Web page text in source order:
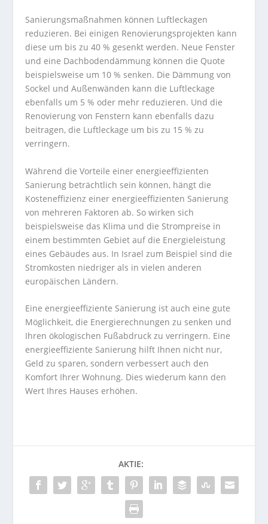
Sanierungsmaßnahmen können Luftleckagen
reduzieren. Bei einigen Renovierungsprojekten kann
diese um bis zu 40 % gesenkt werden. Neue Fenster
und eine Dachbodendämmung können die Quote
beispielsweise um 10 % senken. Die Dämmung von
Sockel und Außenwänden kann die Luftleckage
ebenfalls um 5 % oder mehr reduzieren. Und die
Renovierung von Fenstern kann ebenfalls dazu
beitragen, die Luftleckage um bis zu 15 % zu
verringern.
Während die Vorteile einer energieeffizienten
Sanierung beträchtlich sein können, hängt die
Kosteneffizienz einer energieeffizienten Sanierung
von mehreren Faktoren ab. So wirken sich
beispielsweise das Klima und die Strompreise in
einem bestimmten Gebiet auf die Energieleistung
eines Gebäudes aus. In Israel zum Beispiel sind die
Stromkosten niedriger als in vielen anderen
europäischen Ländern.
Eine energieeffiziente Sanierung ist auch eine gute
Möglichkeit, die Energierechnungen zu senken und
Ihren ökologischen Fußabdruck zu verringern. Eine
energieeffiziente Sanierung hilft Ihnen nicht nur,
Geld zu sparen, sondern verbessert auch den
Komfort Ihrer Wohnung. Dies wiederum kann den
Wert Ihres Hauses erhöhen.
AKTIE: